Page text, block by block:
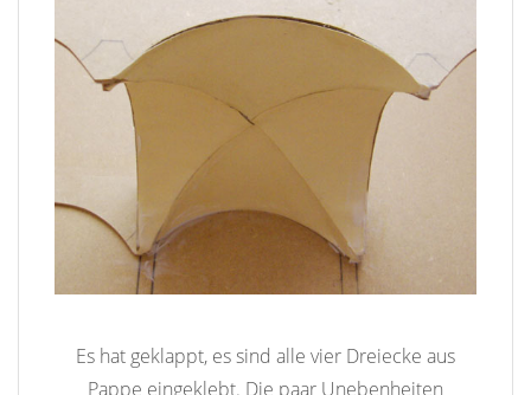
Es hat geklappt, es sind alle vier Dreiecke aus
Pappe eingeklebt. Die paar Unebenheiten